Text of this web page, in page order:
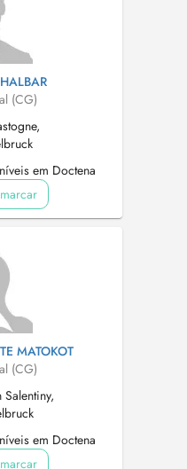
(CG)
em Doctena
MATOKOT
(CG)
Salentiny,
em Doctena